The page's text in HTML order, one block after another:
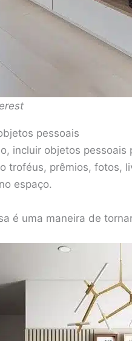
pessoais
incluir objetos
troféus, prêmios, fotos,
espaço.
é uma maneira de